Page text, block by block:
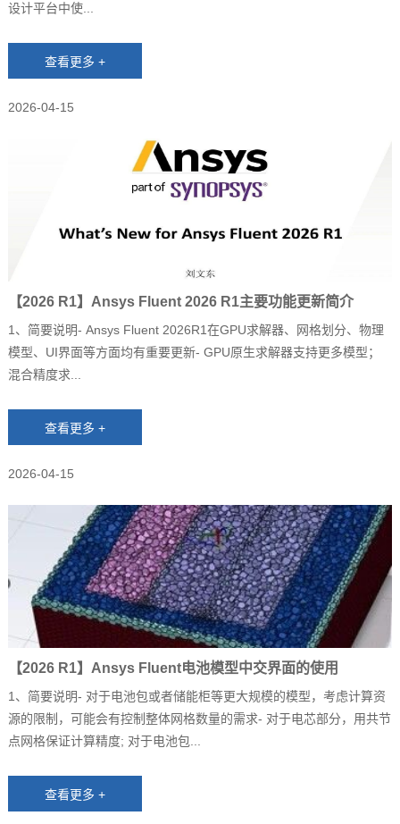
设计平台中使...
2026-04-15
【2026 R1】Ansys Fluent 2026 R1主要功能更新简介
1、简要说明‐ Ansys Fluent 2026R1在GPU求解器、网格划分、物理
模型、UI界面等方面均有重要更新‐ GPU原生求解器支持更多模型；
混合精度求...
2026-04-15
【2026 R1】Ansys Fluent电池模型中交界面的使用
1、简要说明‐ 对于电池包或者储能柜等更大规模的模型，考虑计算资
源的限制，可能会有控制整体网格数量的需求‐ 对于电芯部分，用共节
点网格保证计算精度; 对于电池包...